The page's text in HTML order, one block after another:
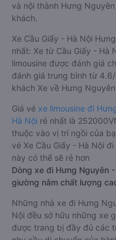
và nội thành Hưng
khách.
Xe Cầu Giấy - Hà Nội
nhất: Xe từ Cầu Giấy - Hà
limousine được đánh giá
đánh giá trung bình từ
khách Xe về Hưng
Giá vé xe limousine đi
Hà Nội rẻ nhất là
thuộc vào vị trí ngồi của
vé Xe Cầu Giấy - Hà Nội
này có thể sẽ rẻ hơn
Dòng xe đi Hưng Nguyên
giường nằm chất lượng
Những nhà xe đi Hưng
Nội đều sở hữu những xe
được trang bị đầy đủ các